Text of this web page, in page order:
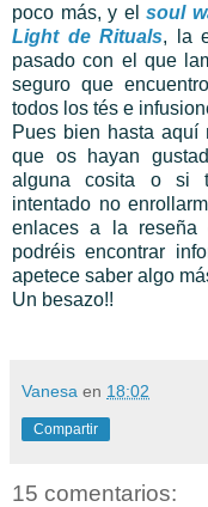
poco más, y elsoul
Light de Rituals, la
pasado con el que
seguro que
todos los tés e
Pues bien hasta aquí
que os hayan
alguna cosita o si
intentado no
enlaces a la reseña
podréis encontrar
apetece saber algo
Un besazo!!
Vanesa en 18:02
Compartir
15 comentarios: